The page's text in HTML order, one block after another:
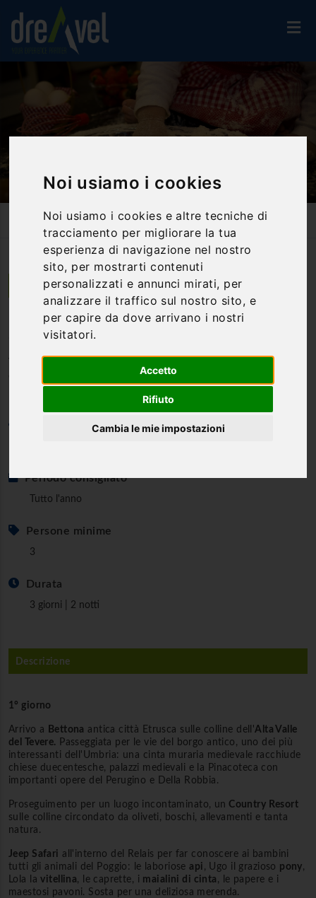
Noi usiamo i cookies
Noi usiamo i cookies e altre tecniche di
tracciamento per migliorare la tua
esperienza di navigazione nel nostro
sito, per mostrarti contenuti
personalizzati e annunci mirati, per
analizzare il traffico sul nostro sito, e
per capire da dove arrivano i nostri
visitatori.
Accetto
Rifiuto
Cambia le mie impostazioni
Proposte Di Viaggio
Family Fun: Alla Scoperta Della Cucina E Della Campagna
Bettona | Umbria
Family Fun: alla scoperta della
cucina e della campagna
Vacanza in Umbria per grandi e bambini: tre giorni in
country relais family sulle colline umbre
Periodo consigliato
Tutto l'anno
Persone minime
3
Durata
3 giorni | 2 notti
Descrizione
1° giorno
Arrivo a Bettona antica città Etrusca sulle colline dell'Alta Valle
del Tevere.
Passeggiata per le vie del borgo antico, uno dei più
interessanti dell'Umbria: una cinta muraria medievale racchiude
chiese duecentesche, palazzi medievali e la Pinacoteca con
importanti opere del Perugino e Della Robbia.
Proseguimento per un luogo incontaminato, un Country Resort
sulle colline circondato da oliveti, boschi, allevamenti e tanta
natura.
Jeep Safari all'interno del Relais per far conoscere ai bambini
tutti gli animali del Poggio: le laborioseapi , Ugo il grazioso pony,
Lola lavitellina, le caprette, i maialini di cinta , le papere e i
maestosi pavoni. Sosta per una deliziosa merenda.